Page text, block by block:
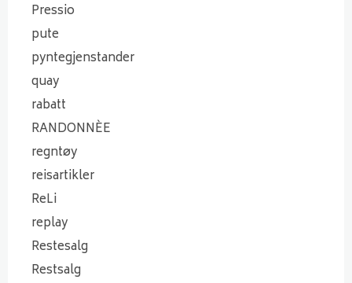
Pressio
pute
pyntegjenstander
quay
rabatt
RANDONNÈE
regntøy
reisartikler
ReLi
replay
Restesalg
Restsalg